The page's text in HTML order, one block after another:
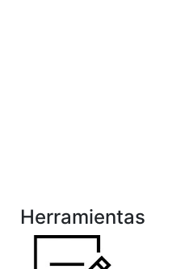
Herramientas